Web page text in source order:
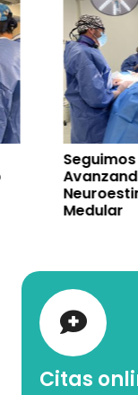
Citas
Seguimos
Avanzando en
Medular